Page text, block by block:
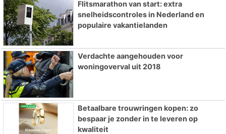
Flitsmarathon van start: extra
snelheidscontroles in Nederland en
populaire vakantielanden
Verdachte aangehouden voor
woningoverval uit 2018
Betaalbare trouwringen kopen: zo
bespaar je zonder in te leveren op
kwaliteit